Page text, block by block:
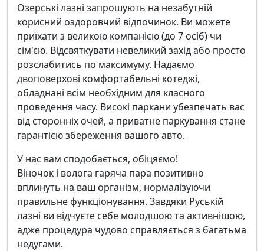
Озерські лазні запрошують на незабутній
корисний оздоровчий відпочинок. Ви можете
приїхати з великою компанією (до 7 осіб) чи
сім'єю. Відсвяткувати невеликий захід або просто
розслабитись по максимуму. Надаємо
двоповерхові комфортабельні котеджі,
обладнані всім необхідним для класного
проведення часу. Високі паркани убезпечать вас
від сторонніх очей, а приватне паркування стане
гарантією збереження вашого авто.
У нас вам сподобається, обіцяємо!
Віночок і волога гаряча пара позитивно
вплинуть на ваш організм, нормалізуючи
правильне функціонування. Завдяки Руській
лазні ви відчуєте себе молодшою та активнішою,
адже процедура чудово справляється з багатьма
недугами.